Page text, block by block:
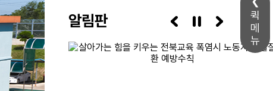
퀵
메
뉴
알림판 3/6